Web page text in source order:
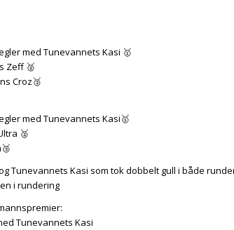
med Tunevannets Kasi 🥇
Zeff 🥈
Croz🥉
med Tunevannets Kasi🥇
🥈
🥉
Tunevannets Kasi som tok dobbelt gull i både
i rundering
Tunevannets Kasi